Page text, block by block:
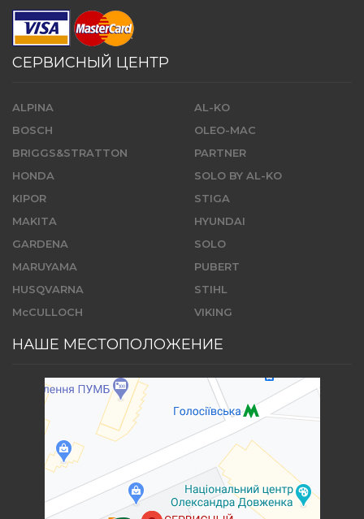
СЕРВИСНЫЙ ЦЕНТР
ALPINA
BOSCH
BRIGGS&STRATTON
HONDA
KIPOR
MAKITA
GARDENA
MARUYAMA
HUSQVARNA
McCULLOCH
AL-KO
OLEO-MAC
PARTNER
SOLO BY AL-KO
STIGA
HYUNDAI
SOLO
PUBERT
STIHL
VIKING
НАШЕ МЕСТОПОЛОЖЕНИЕ